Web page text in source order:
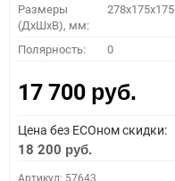
Размеры
(ДхШхВ), мм:
278x175x175
Полярность: 0
17 700 руб.
Цена без ECOном скидки:
18 200 руб.
Артикул: 57643